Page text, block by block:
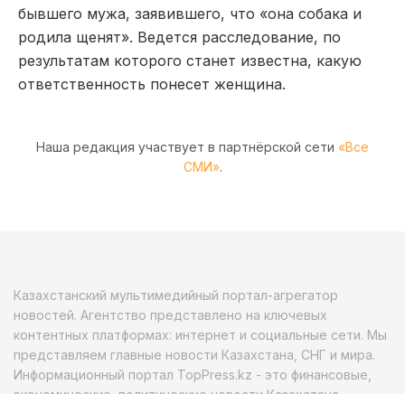
бывшего мужа, заявившего, что «она собака и
родила щенят». Ведется расследование, по
результатам которого станет известна, какую
ответственность понесет женщина.
Наша редакция участвует в партнёрской сети «Все
СМИ».
Казахстанский мультимедийный портал-агрегатор
новостей. Агентство представлено на ключевых
контентных платформах: интернет и социальные сети. Мы
представляем главные новости Казахстана, СНГ и мира.
Информационный портал TopPress.kz - это финансовые,